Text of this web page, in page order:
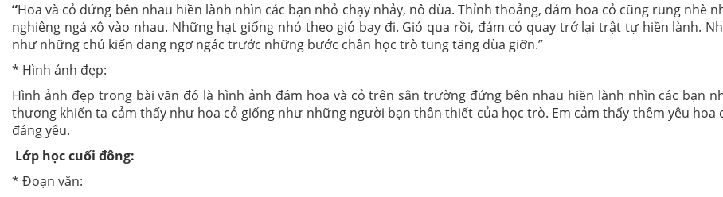
“Hoa và cỏ đứng bên nhau hiền lành nhìn các bạn nhỏ chạy nhảy, nô đùa. Thỉnh thoảng, đám hoa cỏ cũng rung nhè
nghiêng ngả xô vào nhau. Những hạt giống nhỏ theo gió bay đi. Gió qua rồi, đám cỏ quay trở lại trật tự hiền lành.
như những chú kiến đang ngơ ngác trước những bước chân học trò tung tăng đùa giỡn.”
* Hình ảnh đẹp:
Hình ảnh đẹp trong bài văn đó là hình ảnh đám hoa và cỏ trên sân trường đứng bên nhau hiền lành nhìn các bạn
thương khiến ta cảm thấy như hoa cỏ giống như những người bạn thân thiết của học trò. Em cảm thấy thêm yêu
đáng yêu.
Lớp học cuối đông:
* Đoạn văn: